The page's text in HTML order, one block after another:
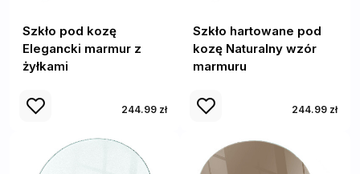
Szkło pod kozę
Elegancki marmur z
żyłkami
244.99 zł
Szkło hartowane pod
kozę Naturalny wzór
marmuru
244.99 zł